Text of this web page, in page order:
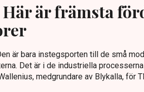
Här är främsta
är bara instegsporten till de små
Det är i de industriella
medgrundare av Blykalla, för